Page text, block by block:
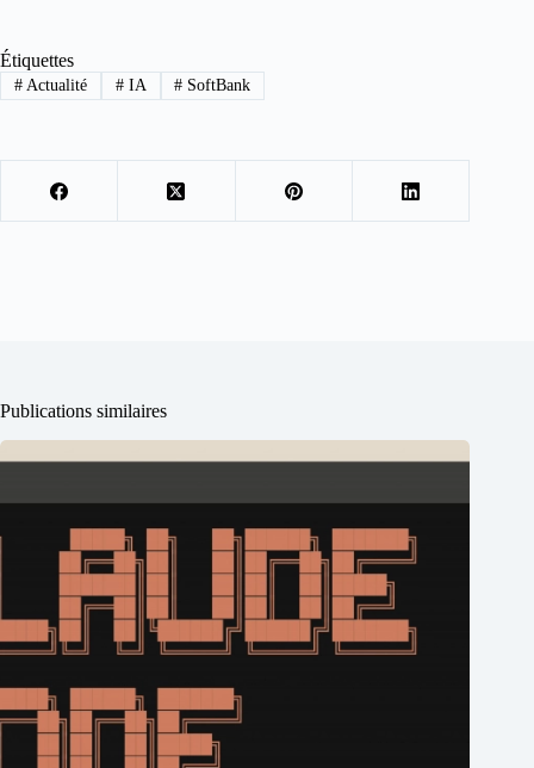
Étiquettes
#Actualité #IA # SoftBank
Publications similaires